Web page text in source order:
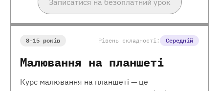
Записатися на безоплатний урок
8-15 років Рівень складності: Середній
Малювання на планшеті
Курс малювання на планшеті — це